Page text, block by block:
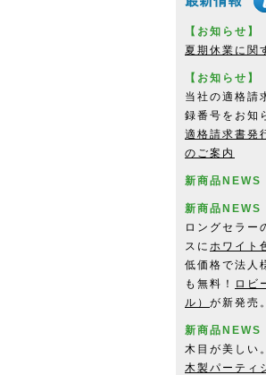
【お知らせ】
夏期休業に関
【お知らせ】
当社の適格請
録番号をお知
適格請求書発
のご案内
新商品NEWS
新商品NEWS
ロングセラー
スに ホワイト
低価格で法人
も無料！
ロビ
ル） が新発売。
新商品NEWS
木目が美しい
木製パーティ